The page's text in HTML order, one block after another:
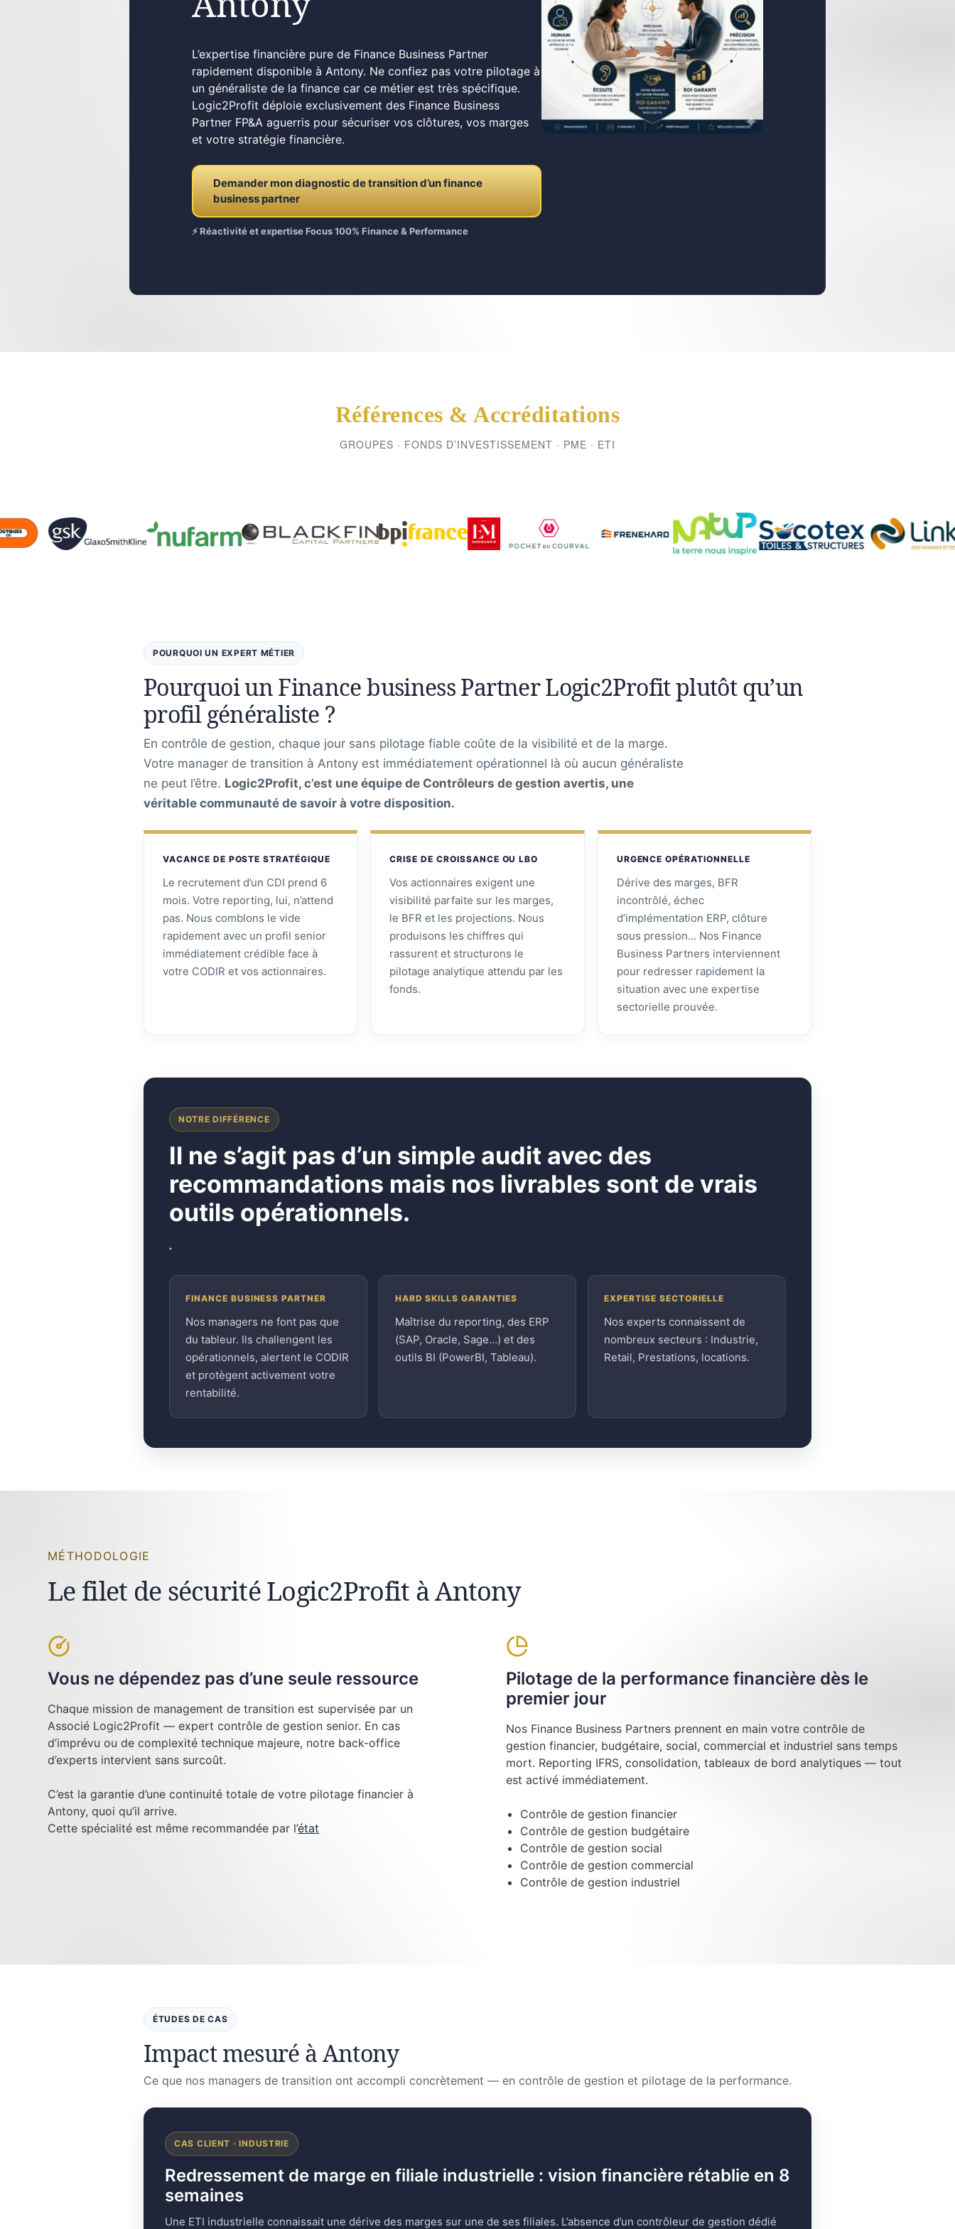
L’expertise financière pure de Finance Business Partner
rapidement disponible à Antony. Ne confiez pas votre pilotage à
un généraliste de la finance car ce métier est très spécifique.
Logic2Profit déploie exclusivement des Finance Business
Partner FP&A aguerris pour sécuriser vos clôtures, vos marges
et votre stratégie financière.
Demander mon diagnostic de transition d’un finance
business partner
⚡ Réactivité et expertise Focus 100% Finance & Performance
Références & Accréditations
GROUPES · FONDS D’INVESTISSEMENT · PME · ETI
POURQUOI UN EXPERT MÉTIER
Pourquoi un Finance business Partner Logic2Profit plutôt qu’un
profil généraliste ?
En contrôle de gestion, chaque jour sans pilotage fiable coûte de la visibilité et de la marge.
Votre manager de transition à Antony est immédiatement opérationnel là où aucun généraliste
ne peut l’être. Logic2Profit, c’est une équipe de Contrôleurs de gestion avertis, une
véritable communauté de savoir à votre disposition.
VACANCE DE POSTE STRATÉGIQUE
Le recrutement d’un CDI prend 6
mois. Votre reporting, lui, n’attend
pas. Nous comblons le vide
rapidement avec un profil senior
immédiatement crédible face à
votre CODIR et vos actionnaires.
CRISE DE CROISSANCE OU LBO
Vos actionnaires exigent une
visibilité parfaite sur les marges,
le BFR et les projections. Nous
produisons les chiffres qui
rassurent et structurons le
pilotage analytique attendu par les
fonds.
URGENCE OPÉRATIONNELLE
Dérive des marges, BFR
incontrôlé, échec
d’implémentation ERP, clôture
sous pression… Nos Finance
Business Partners interviennent
pour redresser rapidement la
situation avec une expertise
sectorielle prouvée.
NOTRE DIFFÉRENCE
Il ne s’agit pas d’un simple audit avec des
recommandations mais nos livrables sont de vrais
outils opérationnels.
.
FINANCE BUSINESS PARTNER
Nos managers ne font pas que
du tableur. Ils challengent les
opérationnels, alertent le CODIR
et protègent activement votre
rentabilité.
HARD SKILLS GARANTIES
Maîtrise du reporting, des ERP
(SAP, Oracle, Sage…) et des
outils BI (PowerBI, Tableau).
EXPERTISE SECTORIELLE
Nos experts connaissent de
nombreux secteurs : Industrie,
Retail, Prestations, locations.
MÉTHODOLOGIE
Le filet de sécurité Logic2Profit à Antony
Vous ne dépendez pas d’une seule ressource
Chaque mission de management de transition est supervisée par un
Associé Logic2Profit — expert contrôle de gestion senior. En cas
d’imprévu ou de complexité technique majeure, notre back-office
d’experts intervient sans surcoût.
C’est la garantie d’une continuité totale de votre pilotage financier à
Antony, quoi qu’il arrive.
Cette spécialité est même recommandée par l’état
Pilotage de la performance financière dès le
premier jour
Nos Finance Business Partners prennent en main votre contrôle de
gestion financier, budgétaire, social, commercial et industriel sans temps
mort. Reporting IFRS, consolidation, tableaux de bord analytiques — tout
est activé immédiatement.
Contrôle de gestion financier
Contrôle de gestion budgétaire
Contrôle de gestion social
Contrôle de gestion commercial
Contrôle de gestion industriel
ÉTUDES DE CAS
Impact mesuré à Antony
Ce que nos managers de transition ont accompli concrètement — en contrôle de gestion et pilotage de la performance.
CAS CLIENT · INDUSTRIE
Redressement de marge en filiale industrielle : vision financière rétablie en 8
semaines
Une ETI industrielle connaissait une dérive des marges sur une de ses filiales. L’absence d’un contrôleur de gestion dédié